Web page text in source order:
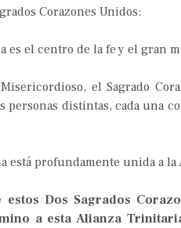
Corazones Unidos:
es el centro de la fe y el gran
el Sagrado
personas distintas, cada una
está profundamente unida a la
estos Dos Sagrados
a esta Alianza